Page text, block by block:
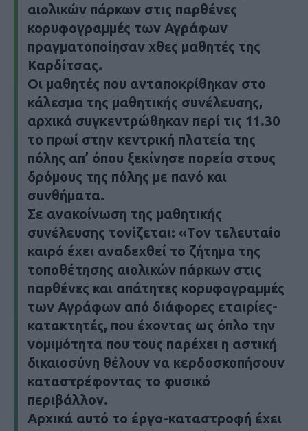
αιολικών πάρκων στις παρθένες
κορυφογραμμές των Αγράφων
πραγματοποίησαν χθες μαθητές της
Καρδίτσας.
Οι μαθητές που ανταποκρίθηκαν στο
κάλεσμα της μαθητικής συνέλευσης,
αρχικά συγκεντρώθηκαν περί τις 11.30
το πρωί στην κεντρική πλατεία της
πόλης απ’ όπου ξεκίνησε πορεία στους
δρόμους της πόλης με πανό και
συνθήματα.
Σε ανακοίνωση της μαθητικής
συνέλευσης τονίζεται: «Τον τελευταίο
καιρό έχει αναδεχθεί το ζήτημα της
τοποθέτησης αιολικών πάρκων στις
παρθένες και απάτητες κορυφογραμμές
των Αγράφων από διάφορες εταιρίες-
κατακτητές, που έχοντας ως όπλο την
νομιμότητα που τους παρέχει η αστική
δικαιοσύνη θέλουν να κερδοσκοπήσουν
καταστρέφοντας το φυσικό
περιβάλλον.
Αρχικά αυτό το έργο-καταστροφή έχει